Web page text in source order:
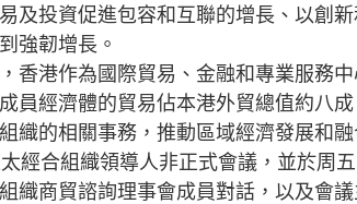
及投資促進包容和互聯的增長、以創
強韌增長。
港作為國際貿易、金融和專業服務中
員經濟體的貿易佔本港外貿總值約八
織的相關事務，推動區域經濟發展和融
合組織領導人非正式會議，並於周五
織商貿諮詢理事會成員對話，以及會